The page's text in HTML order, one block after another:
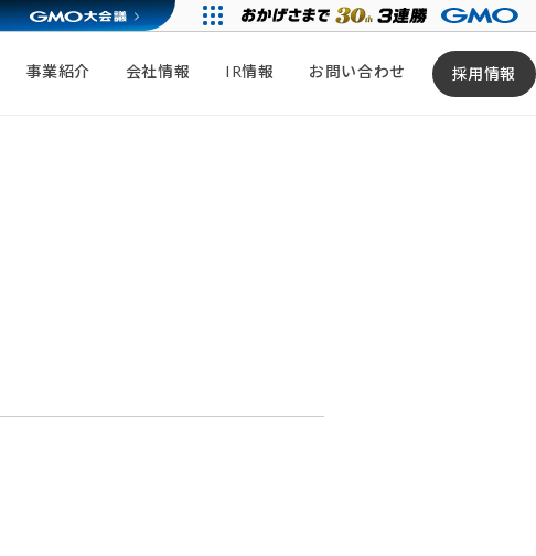
事業紹介 会社情報 IR情報 お問い合わせ 採用情報